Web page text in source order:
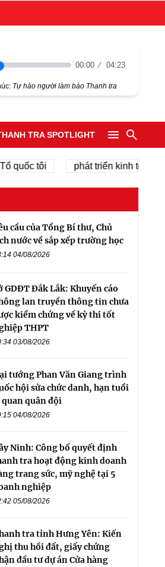
00:00 04:23
Tự hào người làm báo Thanh tra
TRA SPOTLIGHT
tôi phát triển kinh tế tư nhân
cầu của Tổng Bí thư, Chủ
nước về sắp xếp trường học
04/08/2026
GDĐT Đắk Lắk: Khuyến cáo
lan truyền thông tin chưa
kiểm chứng về kỳ thi tốt
THPT
03/08/2026
tướng Phan Văn Giang trình
hội sửa chức danh, hạn tuổi
quan quân đội
04/08/2026
Ninh: Công bố quyết định
tra hoạt động kinh doanh
trang sức, mỹ nghệ tại 5
nghiệp
05/08/2026
tra tỉnh Hưng Yên: Kiến
thu hồi đất, giấy chứng
đầu tư dự án Cửa hàng